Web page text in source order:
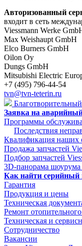
Авторизованный
входит в сеть
Viessmann Werke
Max Weishaupt GmbH
Elco Burners GmbH
Oilon Oy
Dungs GmbH
Mitsubishi Electric
+7 (495) 796-44-54
tvn@tvn-teterin.ru
Заявка на
Программы
Последствия
Квалификация наших
Продажа запчастей
Подбор запчастей
3D-панорама
Как найти серийный
Гарантия
Продукция и цены
Техническая
Ремонт
Техническая и
Сотрудничество
Вакансии